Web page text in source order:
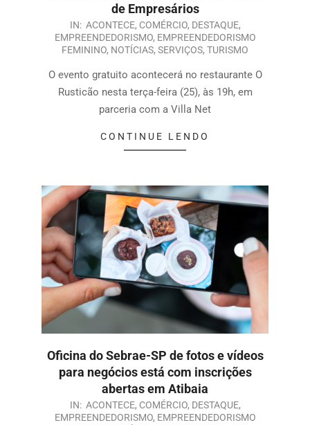
de Empresários
IN: ACONTECE, COMÉRCIO, DESTAQUE,
EMPREENDEDORISMO, EMPREENDEDORISMO
FEMININO, NOTÍCIAS, SERVIÇOS, TURISMO
O evento gratuito acontecerá no restaurante O
Rusticão nesta terça-feira (25), às 19h, em
parceria com a Villa Net
CONTINUE LENDO
Oficina do Sebrae-SP de fotos e vídeos
para negócios está com inscrições
abertas em Atibaia
IN: ACONTECE, COMÉRCIO, DESTAQUE,
EMPREENDEDORISMO, EMPREENDEDORISMO